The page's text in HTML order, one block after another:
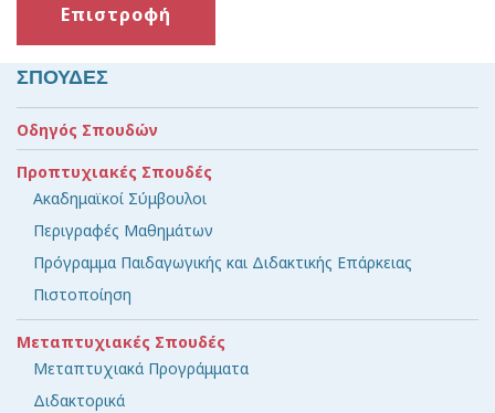
Επιστροφή
ΣΠΟΥΔΕΣ
Οδηγός Σπουδών
Προπτυχιακές Σπουδές
Ακαδημαϊκοί Σύμβουλοι
Περιγραφές Μαθημάτων
Πρόγραμμα Παιδαγωγικής και Διδακτικής Επάρκειας
Πιστοποίηση
Μεταπτυχιακές Σπουδές
Μεταπτυχιακά Προγράμματα
Διδακτορικά